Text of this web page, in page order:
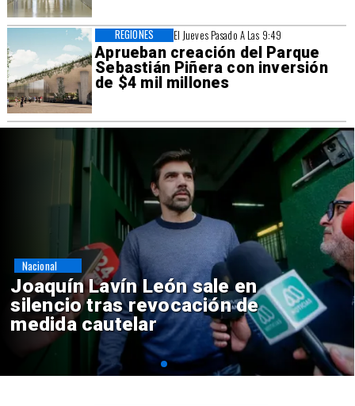
El Jueves Pasado A Las 9:49
Aprueban creación del Parque
Sebastián Piñera con inversión
de $4 mil millones
REGIONES
Chile y Venezuela formalizan
reinicio de relaciones
consulares
Nacional